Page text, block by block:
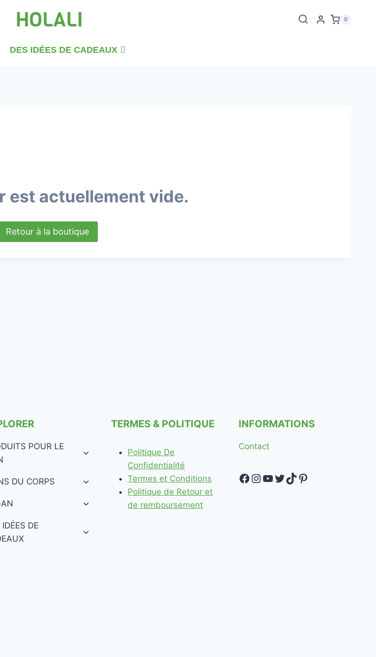
0
DES IDÉES DE CADEAUX
est actuellement vide.
Retour à la boutique
POUR LE
le
DU CORPS
Ouvrir/fermer
menu
Ouvrir/fermer
enfant
IDÉES DE
le
TERMES & POLITIQUE
Politique De
Confidentialité
Termes et Conditions
Politique de Retour et
de remboursement
INFORMATIONS
Contact
Facebook
Instagram
YouTube
Twitter
TikTok
Pinterest